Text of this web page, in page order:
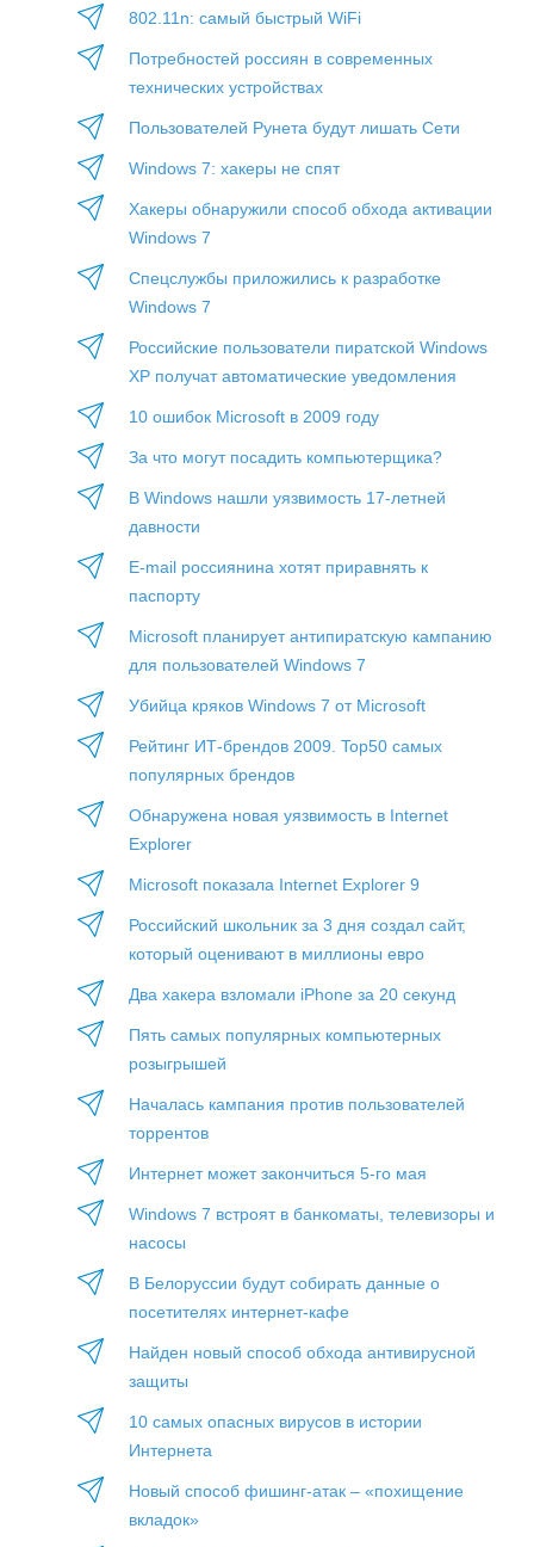
802.11n: самый быстрый WiFi
Потребностей россиян в современных
технических устройствах
Пользователей Рунета будут лишать Сети
Windows 7: хакеры не спят
Хакеры обнаружили способ обхода активации
Windows 7
Спецслужбы приложились к разработке
Windows 7
Российские пользователи пиратской Windows
XP получат автоматические уведомления
10 ошибок Microsoft в 2009 году
За что могут посадить компьютерщика?
В Windows нашли уязвимость 17-летней
давности
E-mail россиянина хотят приравнять к
паспорту
Microsoft планирует антипиратскую кампанию
для пользователей Windows 7
Убийца кряков Windows 7 от Microsoft
Рейтинг ИТ-брендов 2009. Top50 самых
популярных брендов
Обнаружена новая уязвимость в Internet
Explorer
Microsoft показала Internet Explorer 9
Российский школьник за 3 дня создал сайт,
который оценивают в миллионы евро
Два хакера взломали iPhone за 20 секунд
Пять самых популярных компьютерных
розыгрышей
Началась кампания против пользователей
торрентов
Интернет может закончиться 5-го мая
Windows 7 встроят в банкоматы, телевизоры и
насосы
В Белоруссии будут собирать данные о
посетителях интернет-кафе
Найден новый способ обхода антивирусной
защиты
10 самых опасных вирусов в истории
Интернета
Новый способ фишинг-атак – «похищение
вкладок»